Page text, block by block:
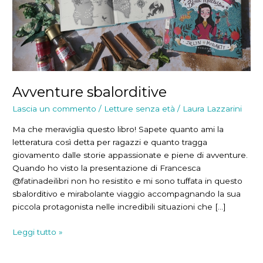
Avventure sbalorditive
Lascia un commento / Letture senza età / Laura Lazzarini
Ma che meraviglia questo libro! Sapete quanto ami la
letteratura così detta per ragazzi e quanto tragga
giovamento dalle storie appassionate e piene di avventure.
Quando ho visto la presentazione di Francesca
@fatinadeilibri non ho resistito e mi sono tuffata in questo
sbalorditivo e mirabolante viaggio accompagnando la sua
piccola protagonista nelle incredibili situazioni che […]
Avventure
Leggi tutto »